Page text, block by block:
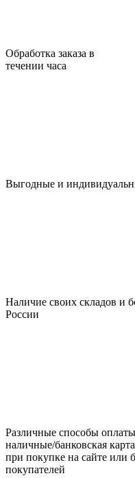
Обработка заказа в
течении часа
Выгодные и
Наличие своих складов и
России
Различные способы
наличные/банковская
при покупке на сайте или
покупателей